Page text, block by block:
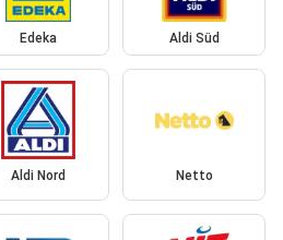
Edeka Aldi Süd
Aldi Nord Netto